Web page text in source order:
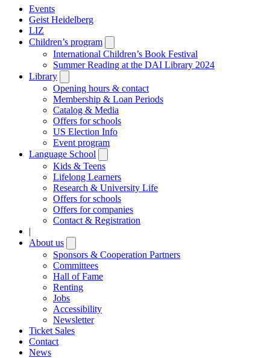
Events
Geist Heidelberg
LIZ
Children’s program
submenu
International Children’s Book Festival
Summer Reading at the DAI Library 2024
Library
submenu
Opening hours & contact
Membership & Loan Periods
Catalog & Media
Offers for schools
US Election Info
Event program
Language School
submenu
Kids & Teens
Lifelong Learners
Research & University Life
Offers for schools
Offers for companies
Contact & Registration
|
About us
submenu
Sponsors & Cooperation Partners
Committees
Hall of Fame
Renting
Jobs
Accessibility
Newsletter
Ticket Sales
Contact
News